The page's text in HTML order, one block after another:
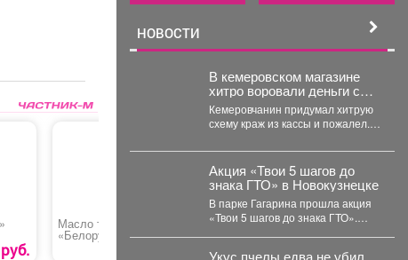
Масло топленое
«Белорусское»
Камбала чищенная Печенье
НОВОСТИ
В кемеровском магазине
хитро воровали деньги с
помощью оставленных
чеков
Кемеровчанин придумал хитрую
схему краж из кассы и пожалел. В
Акция «Твои 5 шагов до
знака ГТО» в Новокузнецке
В парке Гагарина прошла акция
«Твои 5 шагов до знака ГТО».
Укус пчелы едва не убил